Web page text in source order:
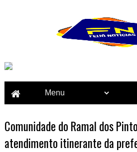
Comunidade do Ramal dos
atendimento itinerante da